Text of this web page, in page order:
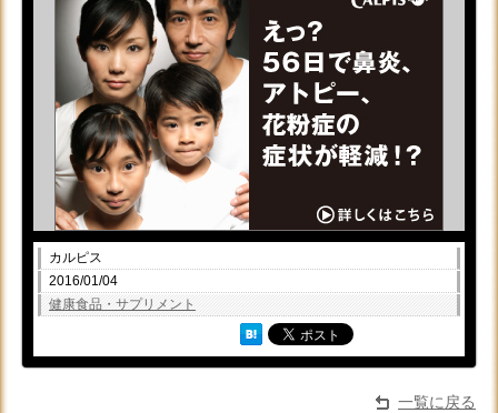
カルピス
2016/01/04
健康食品・サプリメント
一覧に戻る